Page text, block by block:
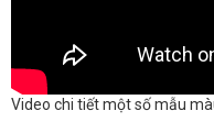
Video chi tiết một số mẫu